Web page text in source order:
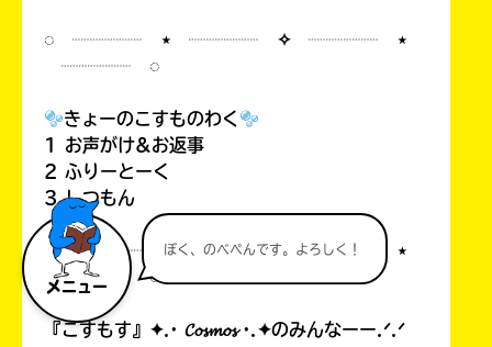
メニュー
ぼく、のべぺんです。よろしく！
◌ ┈┈┈┈ ⋆ ┈┈┈┈ ✧ ┈┈┈┈ ⋆
┈┈┈┈ ◌
きょーのこすものわく
1 お声がけ&お返事
2 ふりーとーく
3 しつもん
◌ ┈┈┈┈ ⋆ ┈┈┈┈ ✧ ┈┈┈┈ ⋆
┈┈┈┈ ◌
『こすもす』✦.· 𝓒𝓸𝓼𝓶𝓸𝓼 ·.✦のみんなーー.ᐟ.ᐟ